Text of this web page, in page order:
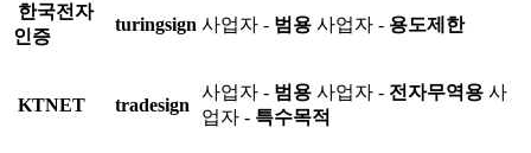
한국전자
인증
turingsign 사업자 - 범용 사업자 - 용도제한
KTNET tradesign
사업자 - 범용 사업자 - 전자무역용 사
업자 - 특수목적